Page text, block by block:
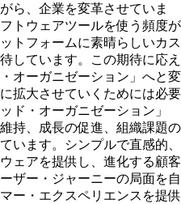
ら、企業を変革させていま
トウェアツールを使う頻度が
トフォームに素晴らしいカス
しています。この期待に応え
オーガニゼーション」へと変
拡大させていくためには必要
ド・オーガニゼーション」
持、成長の促進、組織課題の
います。シンプルで直感的、
ェアを提供し、進化する顧客
ザー・ジャーニーの局面を自
ー・エクスペリエンスを提供